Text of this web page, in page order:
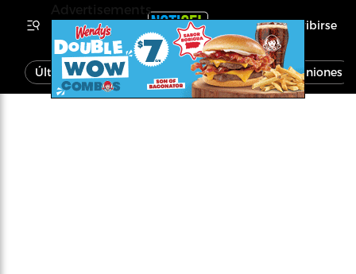
Inscribirse
Última Hora Noticias Economía Opiniones
Advertisements